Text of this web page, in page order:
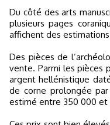
Du côté des arts
plusieurs pages
affichent des
Des pièces de
vente. Parmi les pièces
argent hellénistique
de corne prolongée
estimé entre 350 000 et